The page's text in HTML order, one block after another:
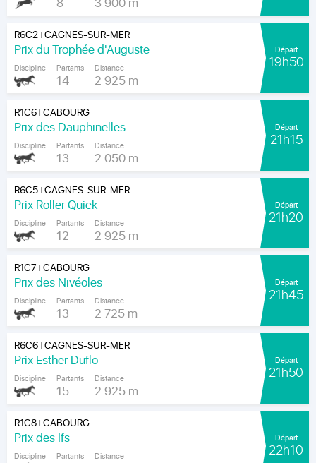
R6C2|CAGNES-SUR-MER
Prix du Trophée d'Auguste
Discipline Partants
14
Distance
2 925 m
Départ
19h50
R1C6|CABOURG
Prix des Dauphinelles
Discipline Partants
13
Distance
2 050 m
Départ
21h15
R6C5|CAGNES-SUR-MER
Prix Roller Quick
Discipline Partants
12
Distance
2 925 m
Départ
21h20
R1C7 |CABOURG
Prix des Nivéoles
Discipline Partants
13
Distance
2 725 m
Départ
21h45
R6C6|CAGNES-SUR-MER
Prix Esther Duflo
Discipline Partants
15
Distance
2 925 m
Départ
21h50
R1C8|CABOURG
Prix des Ifs
Discipline Partants Distance
Départ
22h10